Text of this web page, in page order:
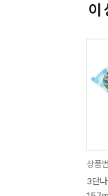
이
상품
3단